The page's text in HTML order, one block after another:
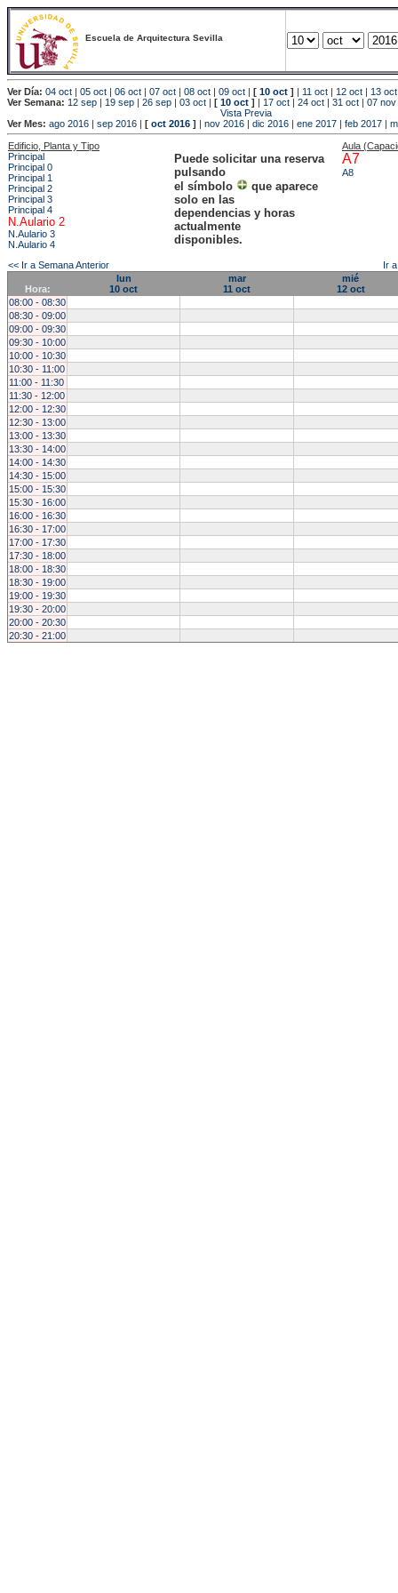
Escuela de Arquitectura Sevilla
Ver Día: 04 oct | 05 oct | 06 oct | 07 oct | 08 oct | 09 oct | [ 10 oct ] | 11 oct | 12 oct | 13 oct
Ver Semana: 12 sep | 19 sep | 26 sep | 03 oct | [ 10 oct ] | 17 oct | 24 oct | 31 oct | 07 nov
Vista Previa
Ver Mes: ago 2016 | sep 2016 | [ oct 2016 ] | nov 2016 | dic 2016 | ene 2017 | feb 2017 |
Edificio, Planta y Tipo
Principal
Principal 0
Principal 1
Principal 2
Principal 3
Principal 4
N.Aulario 2
N.Aulario 3
N.Aulario 4
Puede solicitar una reserva
pulsando
el símbolo
que aparece
solo en las
dependencias y horas
actualmente
disponibles.
Aula
A7
A8
<< Ir a Semana Anterior Ir
Hora:
lun
10 oct
mar
11 oct
mié
12 oct
08:00 - 08:30
08:30 - 09:00
09:00 - 09:30
09:30 - 10:00
10:00 - 10:30
10:30 - 11:00
11:00 - 11:30
11:30 - 12:00
12:00 - 12:30
12:30 - 13:00
13:00 - 13:30
13:30 - 14:00
14:00 - 14:30
14:30 - 15:00
15:00 - 15:30
15:30 - 16:00
16:00 - 16:30
16:30 - 17:00
17:00 - 17:30
17:30 - 18:00
18:00 - 18:30
18:30 - 19:00
19:00 - 19:30
19:30 - 20:00
20:00 - 20:30
20:30 - 21:00